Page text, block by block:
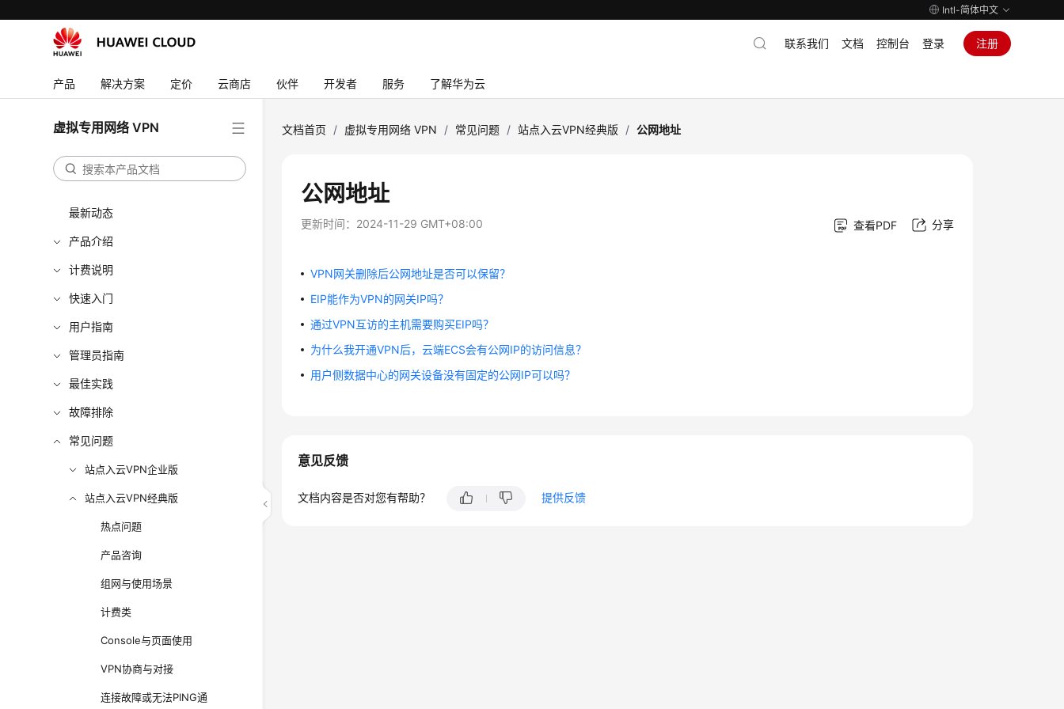
Intl-简体中文
产品 解决方案 定价 云商店 伙伴 开发者 服务 了解华为云
联系我们 文档 控制台 登录 注册
虚拟专用网络 VPN
最新动态
产品介绍
计费说明
快速入门
用户指南
管理员指南
最佳实践
故障排除
常见问题
站点入云VPN企业版
站点入云VPN经典版
热点问题
产品咨询
组网与使用场景
计费类
Console与页面使用
VPN协商与对接
连接故障或无法PING通
文档首页 / 虚拟专用网络 VPN / 常见问题 / 站点入云VPN经典版 / 公网地址
公网地址
更新时间： 2024-11-29 GMT+08:00 查看PDF 分享
VPN网关删除后公网地址是否可以保留？
EIP能作为VPN的网关IP吗？
通过VPN互访的主机需要购买EIP吗？
为什么我开通VPN后，云端ECS会有公网IP的访问信息？
用户侧数据中心的网关设备没有固定的公网IP可以吗？
意见反馈
文档内容是否对您有帮助？ 提供反馈